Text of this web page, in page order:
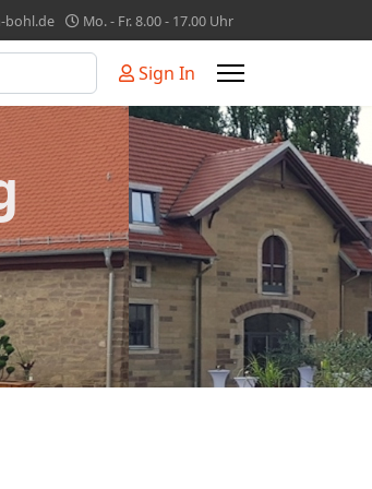
bohl.de Mo. - Fr. 8.00 - 17.00 Uhr
for results.
Sign In